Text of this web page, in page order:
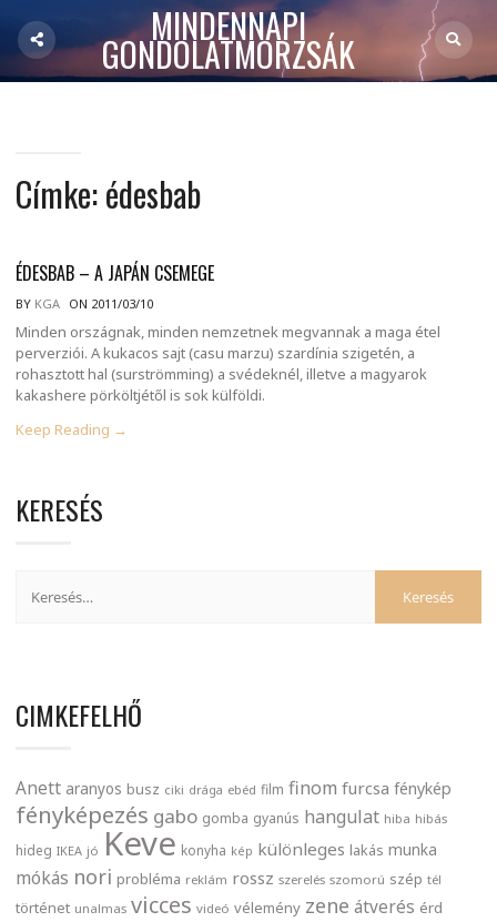
MINDENNAPI
GONDOLATMORZSÁK
Címke:édesbab
ÉDESBAB – A JAPÁN CSEMEGE
BY KGA ON 2011/03/10
Minden országnak, minden nemzetnek megvannak a maga étel
perverziói. A kukacos sajt (casu marzu) szardínia szigetén, a
rohasztott hal (surströmming) a svédeknél, illetve a magyarok
kakashere pörköltjétől is sok külföldi.
Keep Reading →
KERESÉS
CIMKEFELHŐ
Anett aranyos busz ciki drága ebéd film finom furcsa fénykép
fényképezés gabo gomba gyanús hangulat hiba hibás
hideg IKEA jó Keve konyha kép különleges lakás munka
mókás nori probléma reklám rossz szerelés szomorú szép tél
történet unalmas vicces videó vélemény zene átverés érd